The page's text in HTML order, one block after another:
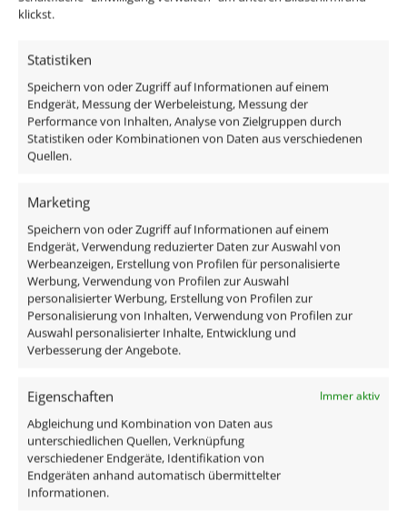
klickst.
Statistiken
Speichern von oder Zugriff auf Informationen auf einem
Endgerät, Messung der Werbeleistung, Messung der
Performance von Inhalten, Analyse von Zielgruppen durch
Statistiken oder Kombinationen von Daten aus verschiedenen
Quellen.
Marketing
Speichern von oder Zugriff auf Informationen auf einem
Endgerät, Verwendung reduzierter Daten zur Auswahl von
Werbeanzeigen, Erstellung von Profilen für personalisierte
Werbung, Verwendung von Profilen zur Auswahl
personalisierter Werbung, Erstellung von Profilen zur
Personalisierung von Inhalten, Verwendung von Profilen zur
Auswahl personalisierter Inhalte, Entwicklung und
Verbesserung der Angebote.
Eigenschaften Immer aktiv
Abgleichung und Kombination von Daten aus
unterschiedlichen Quellen, Verknüpfung
verschiedener Endgeräte, Identifikation von
Endgeräten anhand automatisch übermittelter
Informationen.
Maße Trafo:
ab 3er-Set -> 11,5 x 3,3 x 2,5 cm
ab 7er-Set -> 15,5 x 4 x 3,2 cm
Lieferumfang:
StarLED Jupiter (Anzahl bitte oben auswählen)
1x Trafo
Technische Daten
Gesamtmaße
40×35mm